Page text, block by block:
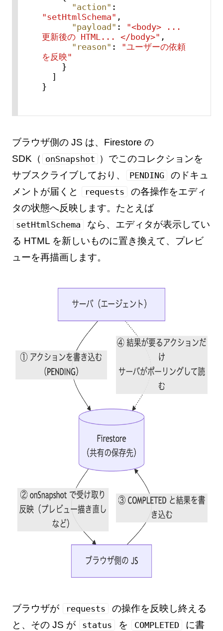
"action" :
"setHtmlSchema" ,
"payload" :
"<body> ...
更新後の HTML... </body>" ,
"reason" :
"ユーザーの依頼
を反映"
}
]
}
ブラウザ側の JS は、Firestore の
SDK（ onSnapshot ）でこのコレクションを
サブスクライブしており、
PENDING
のドキュ
メントが届くと
requests
の各操作をエディ
タの状態へ反映します。たとえば
setHtmlSchema
なら、エディタが表示してい
る HTML を新しいものに置き換えて、プレビ
ューを再描画します。
ブラウザが requests
の操作を反映し終える
と、その JS が
status を COMPLETED
に書